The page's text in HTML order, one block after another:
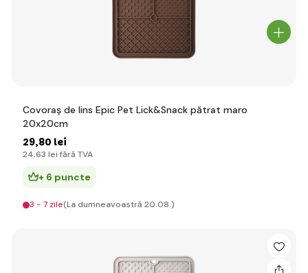
Covoraș de lins Epic Pet Lick&Snack pătrat maro
20x20cm
29,80 lei
24,63 lei fără TVA
+ 6 puncte
3 - 7 zile(La dumneavoastră 20.08.)